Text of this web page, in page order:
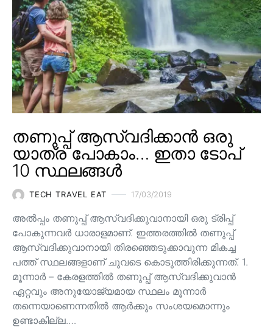
തണുപ്പ് ആസ്വദിക്കാൻ ഒരു
യാത്ര പോകാം… ഇതാ ടോപ്
10 സ്ഥലങ്ങൾ
TECH TRAVEL EAT 17/03/2019
അൽപ്പം തണുപ്പ് ആസ്വദിക്കുവാനായി ഒരു ട്രിപ്പ്
പോകുന്നവർ ധാരാളമാണ്. ഇത്തരത്തിൽ തണുപ്പ്
ആസ്വദിക്കുവാനായി തിരഞ്ഞെടുക്കാവുന്ന മികച്ച
പത്ത് സ്ഥലങ്ങളാണ് ചുവടെ കൊടുത്തിരിക്കുന്നത്. 1.
മൂന്നാർ – കേരളത്തിൽ തണുപ്പ് ആസ്വദിക്കുവാൻ
ഏറ്റവും അനുയോജ്യമായ സ്ഥലം മൂന്നാർ
തന്നെയാണെന്നതിൽ ആർക്കും സംശയമൊന്നും
ഉണ്ടാകില്ല.…